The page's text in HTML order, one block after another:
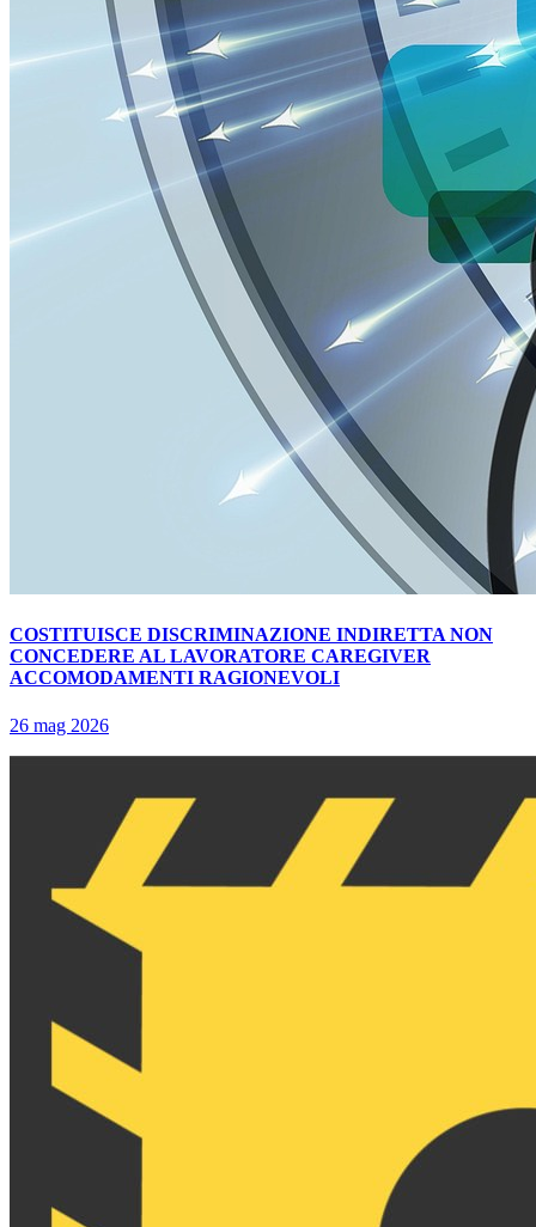
COSTITUISCE DISCRIMINAZIONE INDIRETTA NON
CONCEDERE AL LAVORATORE CAREGIVER
ACCOMODAMENTI RAGIONEVOLI
26 mag 2026